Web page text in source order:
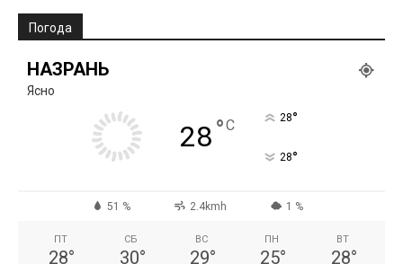
Погода
НАЗРАНЬ
Ясно
28°C 28°
28°
51 % 2.4kmh 1 %
ПТ
28°
СБ
30°
ВС
29°
ПН
25°
ВТ
28°